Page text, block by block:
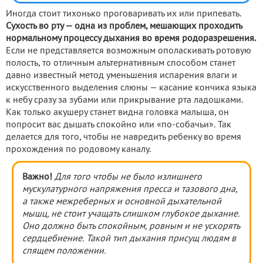
Иногда стоит тихонько проговаривать их или припевать.
Сухость во рту — одна из проблем, мешающих проходить
нормальному процессу дыхания во время родоразрешения.
Если не представляется возможным ополаскивать ротовую
полость, то отличным альтернативным способом станет
давно известный метод уменьшения испарения влаги и
искусственного выделения слюны — касание кончика языка
к небу сразу за зубами или прикрывание рта ладошками.
Как только акушеру станет видна головка малыша, он
попросит вас дышать спокойно или «по-собачьи». Так
делается для того, чтобы не навредить ребенку во время
прохождения по родовому каналу.
Важно! Для того чтобы не было излишнего
мускулатурного напряжения пресса и тазового дна,
а также межреберных и основной дыхательной
мышц, не стоит учащать слишком глубокое дыхание.
Оно должно быть спокойным, ровным и не ускорять
сердцебиение. Такой тип дыхания присущ людям в
спящем положении.